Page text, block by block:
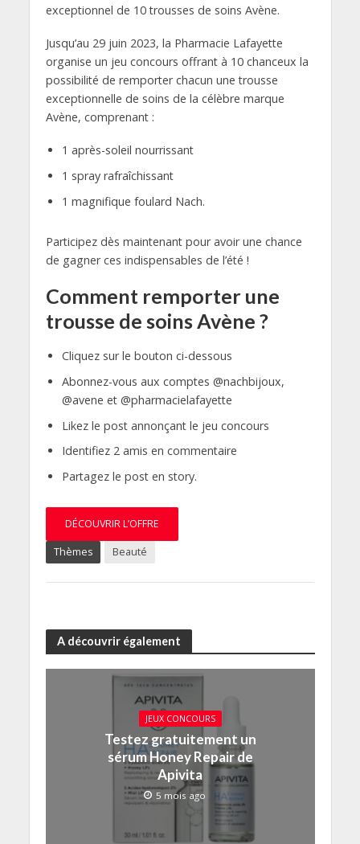
exceptionnel de 10 trousses de soins Avène.
Jusqu’au 29 juin 2023, la Pharmacie Lafayette
organise un jeu concours offrant à 10 chanceux la
possibilité de remporter chacun une trousse
exceptionnelle de soins de la célèbre marque
Avène, comprenant :
1 après-soleil nourrissant
1 spray rafraîchissant
1 magnifique foulard Nach.
Participez dès maintenant pour avoir une chance
de gagner ces indispensables de l’été !
Comment remporter une
trousse de soins Avène ?
Cliquez sur le bouton ci-dessous
Abonnez-vous aux comptes @nachbijoux,
@avene et @pharmacielafayette
Likez le post annonçant le jeu concours
Identifiez 2 amis en commentaire
Partagez le post en story.
DÉCOUVRIR L’OFFRE
Thèmes Beauté
A découvrir également
JEUX CONCOURS
Testez gratuitement un
sérum Honey Repair de
Apivita
5 mois ago